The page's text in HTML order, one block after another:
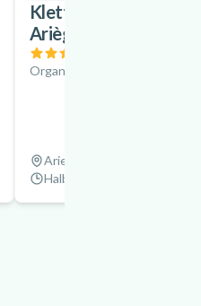
Klettersteig von
Ariège, in der Nähe
Organisiert von
Ariege, Frankreich
Halber Tag